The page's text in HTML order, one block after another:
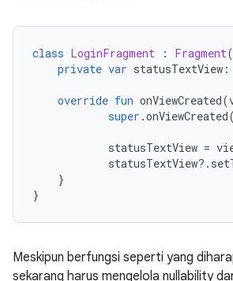
class LoginFragment : Fragment
private var statusTextView :
override fun onViewCreated(
super .onViewCreated(
statusTextView =
statusTextView?.
}
}
Meskipun berfungsi seperti yang
sekarang harus mengelola nullability